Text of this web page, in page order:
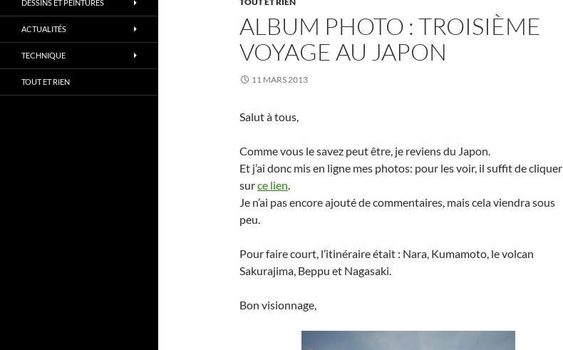
ALBUM PHOTO : TROISIÈME
VOYAGE AU JAPON
11 MARS 2013
Salut à tous,
Comme vous le savez peut être, je reviens du Japon.
Et j’ai donc mis en ligne mes photos: pour les voir, il suffit de cliquer
surce lien.
Je n’ai pas encore ajouté de commentaires, mais cela viendra sous
peu.
Pour faire court, l’itinéraire était : Nara, Kumamoto, le volcan
Sakurajima, Beppu et Nagasaki.
Bon visionnage,
DESSINS ET PEINTURES
ACTUALITÉS
TECHNIQUE
TOUT ET RIEN